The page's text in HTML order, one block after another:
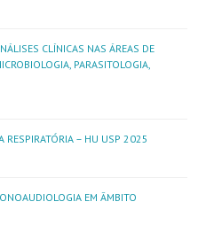
CLÍNICAS NAS ÁREAS DE
PARASITOLOGIA,
RESPIRATÓRIA – HU USP 2025
EM ÂMBITO